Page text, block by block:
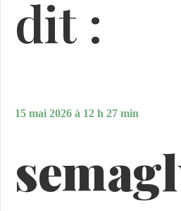
dit :
15 mai 2026 à 12 h 27 min